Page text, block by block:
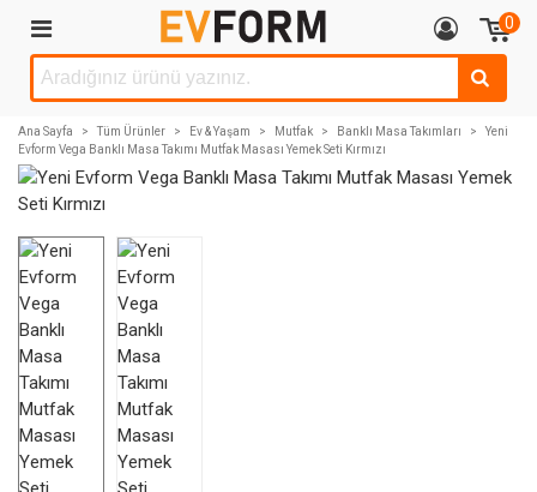
0
Ana Sayfa > Tüm Ürünler > Ev & Yaşam > Mutfak > Banklı Masa Takımları >
Yeni
Evform Vega Banklı Masa Takımı Mutfak Masası Yemek Seti Kırmızı